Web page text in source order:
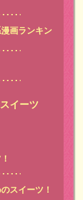
画ランキン
イーツ
スイーツ！